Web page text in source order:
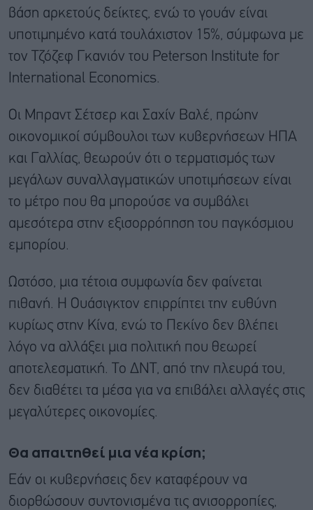
βάση αρκετούς δείκτες, ενώ το γουάν είναι
υποτιμημένο κατά τουλάχιστον 15%, σύμφωνα με
τον Τζόζεφ Γκανιόν του Peterson Institute for
International Economics.
Οι Μπραντ Σέτσερ και Σαχίν Βαλέ, πρώην
οικονομικοί σύμβουλοι των κυβερνήσεων ΗΠΑ
και Γαλλίας, θεωρούν ότι ο τερματισμός των
μεγάλων συναλλαγματικών υποτιμήσεων είναι
το μέτρο που θα μπορούσε να συμβάλει
αμεσότερα στην εξισορρόπηση του παγκόσμιου
εμπορίου.
Ωστόσο, μια τέτοια συμφωνία δεν φαίνεται
πιθανή. Η Ουάσιγκτον επιρρίπτει την ευθύνη
κυρίως στην Κίνα, ενώ το Πεκίνο δεν βλέπει
λόγο να αλλάξει μια πολιτική που θεωρεί
αποτελεσματική. Το ΔΝΤ, από την πλευρά του,
δεν διαθέτει τα μέσα για να επιβάλει αλλαγές στις
μεγαλύτερες οικονομίες.
Θα απαιτηθεί μια νέα κρίση;
Εάν οι κυβερνήσεις δεν καταφέρουν να
διορθώσουν συντονισμένα τις ανισορροπίες,